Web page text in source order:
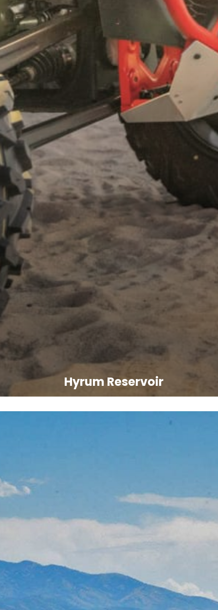
Hyrum Reservoir